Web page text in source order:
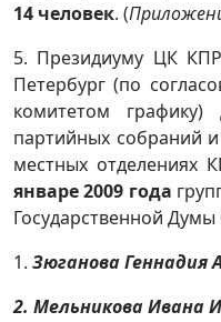
14 человек. (
5. Президиуму ЦК
Петербург (по
комитетом
партийных собраний
местных отделениях
январе 2009 года
Государственной
1. Зюганова Геннадия
2. Мельникова Ивана